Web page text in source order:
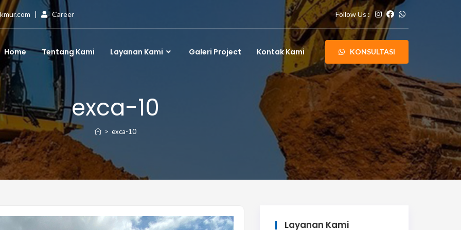
| Career Follow Us :
KONSULTASI
Home Tentang Kami Layanan Kami Galeri Project Kontak Kami
exca-10
> exca-10
Layanan Kami